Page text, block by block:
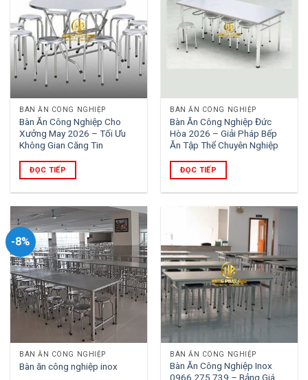
BÀN ĂN CÔNG NGHIỆP
Bàn Ăn Công Nghiệp Cho
Xưởng May 2026 – Tối Ưu
Không Gian Căng Tin
ĐỌC TIẾP
BÀN ĂN CÔNG NGHIỆP
Bàn Ăn Công Nghiệp Đức
Hòa 2026 – Giải Pháp Bếp
Ăn Tập Thể Chuyên Nghiệp
ĐỌC TIẾP
-8%
BÀN ĂN CÔNG NGHIỆP
Bàn ăn công nghiệp inox
BÀN ĂN CÔNG NGHIỆP
Bàn Ăn Công Nghiệp Inox
0966.275.739 – Bảng Giá